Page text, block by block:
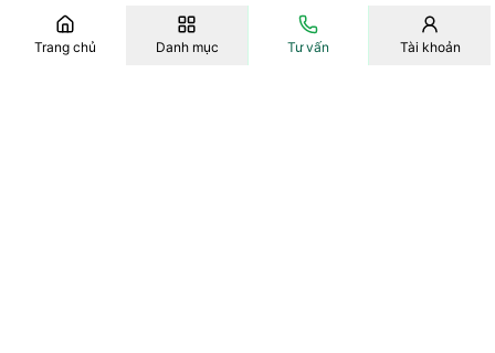
Trang chủ Danh mục Tư vấn Tài khoản
Sản phẩm chính hãng, nguồn gốc và thông tin rõ ràng.
Quà tặng và ưu đãi thành viên hiển thị ngay trên từng sản